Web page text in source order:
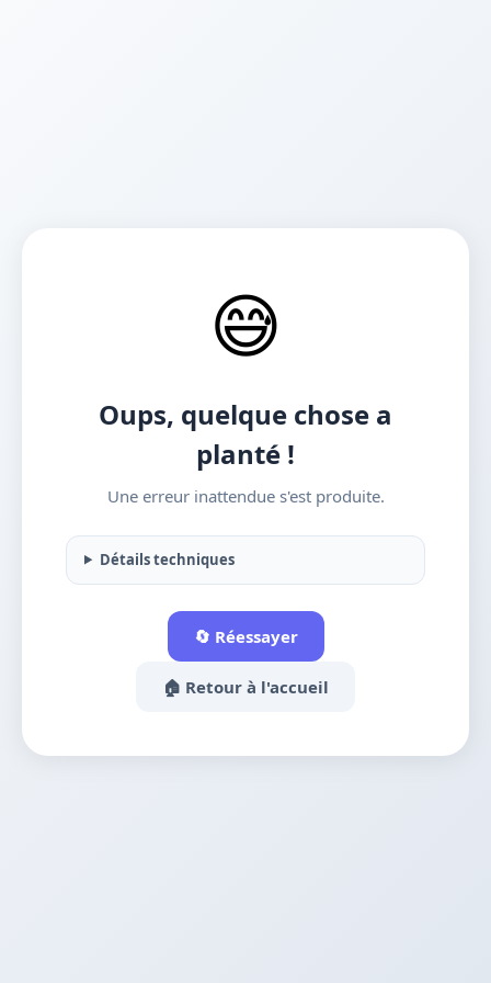
😅
Oups, quelque chose a
planté !
Une erreur inattendue s'est produite.
Détails techniques
🔄 Réessayer
🏠 Retour à l'accueil